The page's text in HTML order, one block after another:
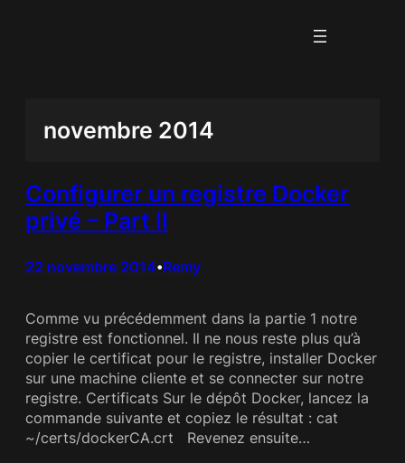
novembre 2014
Configurer un registre Docker
privé – Part II
22 novembre 2014•Remy
Comme vu précédemment dans la partie 1 notre
registre est fonctionnel. Il ne nous reste plus qu’à
copier le certificat pour le registre, installer Docker
sur une machine cliente et se connecter sur notre
registre. Certificats Sur le dépôt Docker, lancez la
commande suivante et copiez le résultat : cat
~/certs/dockerCA.crt Revenez ensuite…